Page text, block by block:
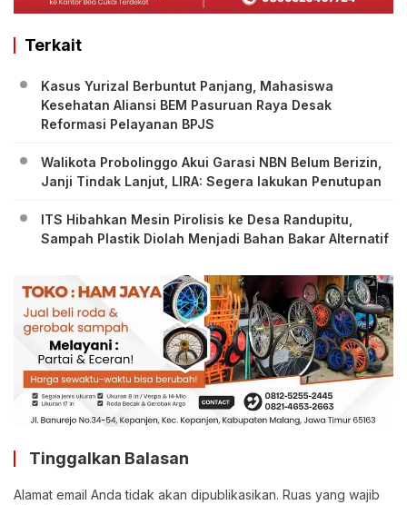
Terkait
Kasus Yurizal Berbuntut Panjang, Mahasiswa
Kesehatan Aliansi BEM Pasuruan Raya Desak
Reformasi Pelayanan BPJS
Walikota Probolinggo Akui Garasi NBN Belum Berizin,
Janji Tindak Lanjut, LIRA: Segera lakukan Penutupan
ITS Hibahkan Mesin Pirolisis ke Desa Randupitu,
Sampah Plastik Diolah Menjadi Bahan Bakar Alternatif
Tinggalkan Balasan
Alamat email Anda tidak akan dipublikasikan. Ruas yang wajib